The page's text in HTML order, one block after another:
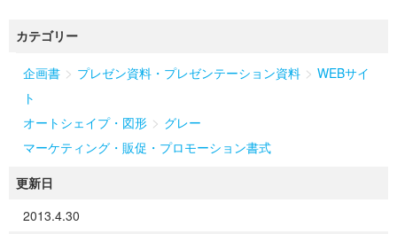
カテゴリー
企画書 > プレゼン資料・プレゼンテーション資料 > WEBサイ
ト
オートシェイプ・図形 > グレー
マーケティング・販促・プロモーション書式
更新日
2013.4.30